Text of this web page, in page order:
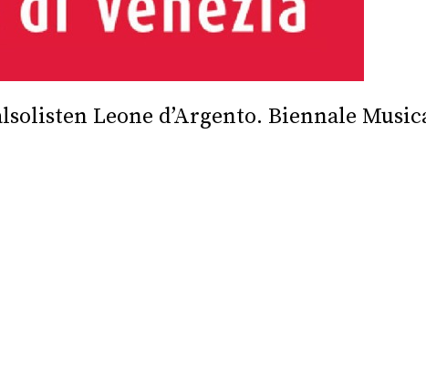
Leone d’Argento. Biennale